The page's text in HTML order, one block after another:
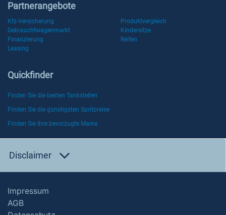
Partnerangebote
Kfz-Versicherung
Produktvergleich
Gebrauchtwagenmarkt
Kindersitze
Finanzierung
Reifen
Leasing
Quickfinder
Finden Sie die besten Tankstellen
Finden Sie die günstigsten Spritpreise
Finden Sie Ihre bevorzugte Marke
Disclaimer
Impressum
AGB